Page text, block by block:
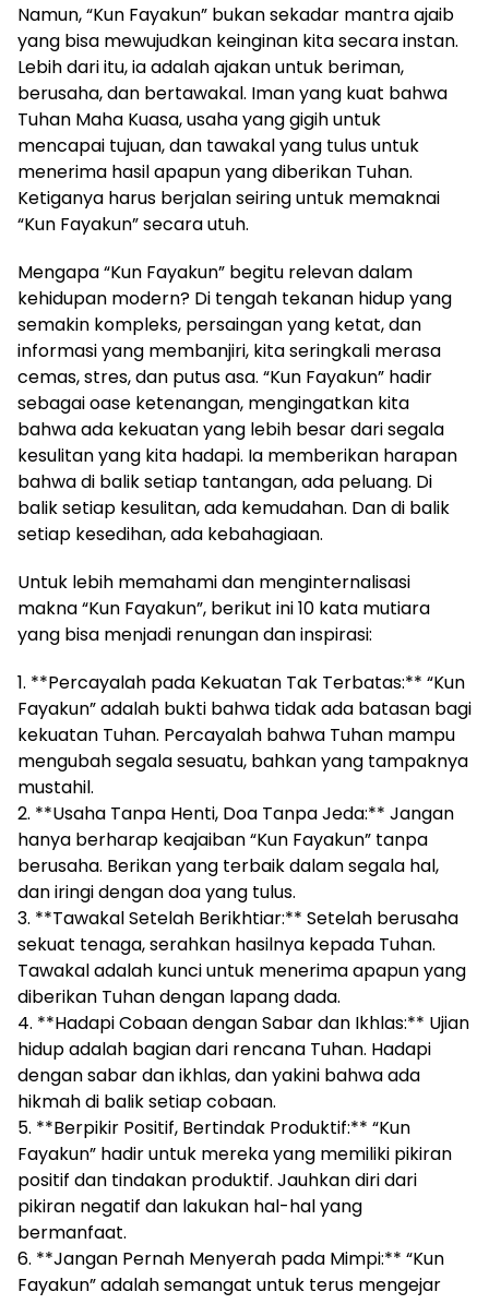
Namun, “Kun Fayakun” bukan sekadar mantra ajaib
yang bisa mewujudkan keinginan kita secara instan.
Lebih dari itu, ia adalah ajakan untuk beriman,
berusaha, dan bertawakal. Iman yang kuat bahwa
Tuhan Maha Kuasa, usaha yang gigih untuk
mencapai tujuan, dan tawakal yang tulus untuk
menerima hasil apapun yang diberikan Tuhan.
Ketiganya harus berjalan seiring untuk memaknai
“Kun Fayakun” secara utuh.
Mengapa “Kun Fayakun” begitu relevan dalam
kehidupan modern? Di tengah tekanan hidup yang
semakin kompleks, persaingan yang ketat, dan
informasi yang membanjiri, kita seringkali merasa
cemas, stres, dan putus asa. “Kun Fayakun” hadir
sebagai oase ketenangan, mengingatkan kita
bahwa ada kekuatan yang lebih besar dari segala
kesulitan yang kita hadapi. Ia memberikan harapan
bahwa di balik setiap tantangan, ada peluang. Di
balik setiap kesulitan, ada kemudahan. Dan di balik
setiap kesedihan, ada kebahagiaan.
Untuk lebih memahami dan menginternalisasi
makna “Kun Fayakun”, berikut ini 10 kata mutiara
yang bisa menjadi renungan dan inspirasi:
1. **Percayalah pada Kekuatan Tak Terbatas:** “Kun
Fayakun” adalah bukti bahwa tidak ada batasan bagi
kekuatan Tuhan. Percayalah bahwa Tuhan mampu
mengubah segala sesuatu, bahkan yang tampaknya
mustahil.
2. **Usaha Tanpa Henti, Doa Tanpa Jeda:** Jangan
hanya berharap keajaiban “Kun Fayakun” tanpa
berusaha. Berikan yang terbaik dalam segala hal,
dan iringi dengan doa yang tulus.
3. **Tawakal Setelah Berikhtiar:** Setelah berusaha
sekuat tenaga, serahkan hasilnya kepada Tuhan.
Tawakal adalah kunci untuk menerima apapun yang
diberikan Tuhan dengan lapang dada.
4. **Hadapi Cobaan dengan Sabar dan Ikhlas:** Ujian
hidup adalah bagian dari rencana Tuhan. Hadapi
dengan sabar dan ikhlas, dan yakini bahwa ada
hikmah di balik setiap cobaan.
5. **Berpikir Positif, Bertindak Produktif:** “Kun
Fayakun” hadir untuk mereka yang memiliki pikiran
positif dan tindakan produktif. Jauhkan diri dari
pikiran negatif dan lakukan hal-hal yang
bermanfaat.
6. **Jangan Pernah Menyerah pada Mimpi:** “Kun
Fayakun” adalah semangat untuk terus mengejar